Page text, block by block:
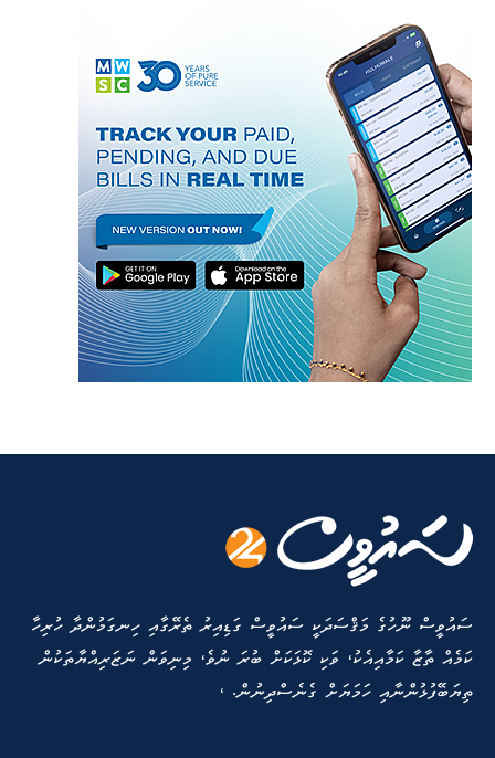
ސައުވީސް ނޫހުގެ މަޤްސަދަކީ ސައުވީސް ގަޑިއިރު ތެރޭގާއި ހިނގަމުންދާ ހުރިހާ
ކަމެއް ތާޒާ ކަމާއިއެކު، ވަކި ކޮޅަކަށް ބުރަ ނުވެ، މިނިވަން ނަޒަރިއްޔާތަކުން
ތިޔަބޭފުޅުންނާއި ހަމަޔަށް ގެނެސްދިނުން. ،